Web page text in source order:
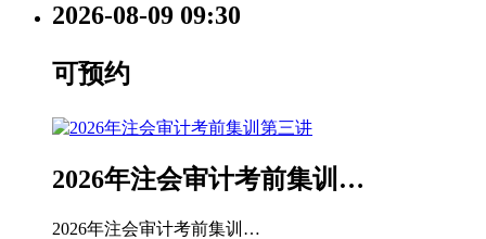
2026-08-09 09:30
可预约
2026年注会审计考前集训…
2026年注会审计考前集训…